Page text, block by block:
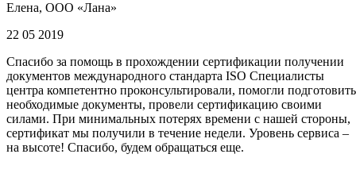
Елена, ООО «Лана»
22 05 2019
Спасибо за помощь в прохождении сертификации получении
документов международного стандарта ISO Специалисты
центра компетентно проконсультировали, помогли подготовить
необходимые документы, провели сертификацию своими
силами. При минимальных потерях времени с нашей стороны,
сертификат мы получили в течение недели. Уровень сервиса –
на высоте! Спасибо, будем обращаться еще.